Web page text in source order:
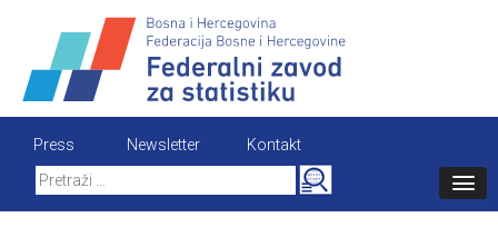
content
Press Newsletter
Kontakt
Search
for: